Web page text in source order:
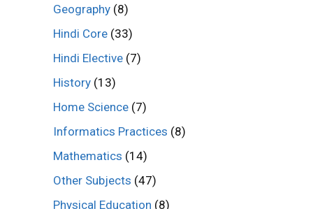
Geography (8)
Hindi Core (33)
Hindi Elective (7)
History (13)
Home Science (7)
Informatics Practices (8)
Mathematics (14)
Other Subjects (47)
Physical Education (8)